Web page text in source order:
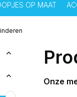
OP MAAT
Onze